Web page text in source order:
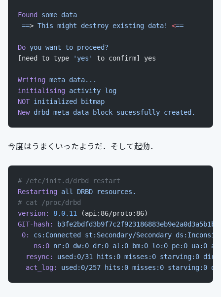
Found some data
==> This might destroy existing data! <==
Do you want to proceed?
[need to type
'yes' to confirm] yes
Writing meta data...
initialising activity log
NOT initialized
bitmap
New drbd meta data block sucessfully created.
今度はうまくいったようだ．そして起動．
# /etc/init.d/drbd restart
Restarting all DRBD resources.
# cat /proc/drbd
version:
8.0.11 (api:86/proto:86)
GIT-hash:
b3fe2bdfd3b9f7c2f923186883eb9e2a0d3a5b1b
0:
cs:Connected st:Secondary/Secondary
    ns:0
nr:0 dw:0 dr:0 al:0 bm:0 lo:0 pe:0 ua:0
  resync:
used:0/31 hits:0 misses:0 starving:0
  act_log:
used:0/257 hits:0 misses:0 starving:0